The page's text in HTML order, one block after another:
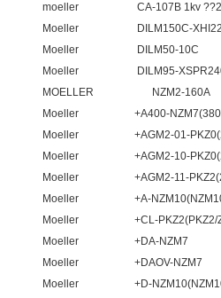
moeller CA-107B 1kv ??2
Moeller DILM150C-
Moeller DILM50-10C
Moeller DILM95-
MOELLER NZM2-160A
Moeller +A400-
Moeller +AGM2-01-
Moeller +AGM2-10-
Moeller +AGM2-11-
Moeller +A-NZM10(NZM10-
Moeller +CL-PKZ2(PKZ2/
Moeller +DA-NZM7
Moeller +DAOV-NZM7
Moeller +D-NZM10(NZM10-